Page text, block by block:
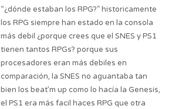
“¿dónde estaban los RPG?” historicamente
los RPG siempre han estado en la consola
más debil ¿porque crees que el SNES y PS1
tienen tantos RPGs? porque sus
procesadores eran más debiles en
comparación, la SNES no aguantaba tan
bien los beat’m up como lo hacía la Genesis,
el PS1 era más facil haces RPG que otra